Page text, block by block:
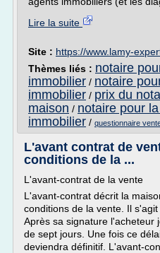
Lire la suite
Site : https://www.lamy-
Thèmes liés : notaire
immobilier / notaire
immobilier / prix du
maison / notaire pour
immobilier / questionnaire
L'avant contrat de
conditions de la ...
L'avant-contrat de la vente
L'avant-contrat décrit la
conditions de la vente. Il
Après sa signature l'acheteur
de sept jours. Une fois ce
deviendra définitif. L'avant-